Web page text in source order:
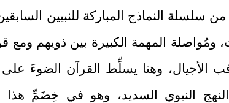
سلسلة النماذج المباركة للنبيين
ومُواصلة المهمة الكبيرة بين ذويهم
الأجيال، وهنا يسلِّط القرآن الضوءَ
النبوي السديد، وهو في خِضَمِّ هذا